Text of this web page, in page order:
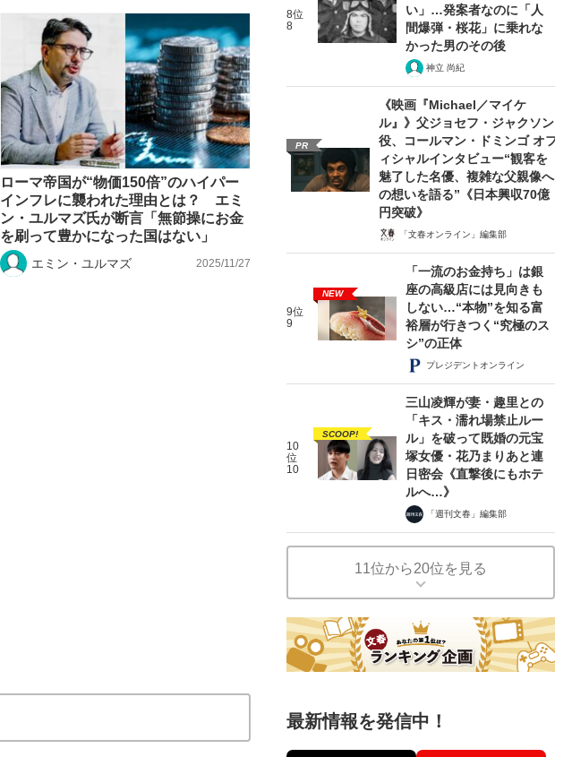
ローマ帝国が“物価150倍”のハイパー
インフレに襲われた理由とは？ エミ
ン・ユルマズ氏が断言「無節操にお金
を刷って豊かになった国はない」
エミン・ユルマズ 2025/11/27
8位
8
い」…発案者なのに「人
間爆弾・桜花」に乗れな
かった男のその後
神立 尚紀
PR
《映画『Michael／マイケ
ル』》父ジョセフ・ジャクソン
役、コールマン・ドミンゴ オフ
ィシャルインタビュー“観客を
魅了した名優、複雑な父親像へ
の想いを語る”《日本興収70億
円突破》
「文春オンライン」編集部
9位
9
NEW
「一流のお金持ち」は銀
座の高級店には見向きも
しない…“本物”を知る富
裕層が行きつく“究極のス
シ”の正体
プレジデントオンライン
10
位
10
SCOOP!
三山凌輝が妻・趣里との
「キス・濡れ場禁止ルー
ル」を破って既婚の元宝
塚女優・花乃まりあと連
日密会《直撃後にもホテ
ルへ…》
「週刊文春」編集部
11位から20位を見る
最新情報を発信中！